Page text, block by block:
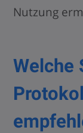
Nutzung
Welche